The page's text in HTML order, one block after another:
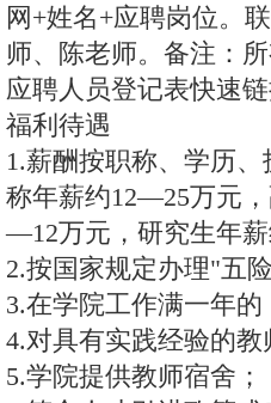
网+姓名+应聘岗位。
师、陈老师。备注：
应聘人员登记表快速链
福利待遇
1.薪酬按职称、学历
称年薪约12—25万元
—12万元，研究生年
2.按国家规定办理"五
3.在学院工作满一年
4.对具有实践经验的
5.学院提供教师宿舍；